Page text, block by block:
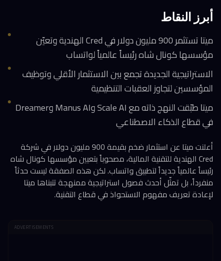
أبرز النقاط
ميتا تستثمر 900 مليون دولار في Cred الهندية وتعيّن
مؤسسها كونال شاه رئيساً عالمياً لواتساب
الاستراتيجية الجديدة تجمع بين الاستثمار الأقلي وتوظيف
المؤسسين لتجاوز العقبات التنظيمية
ميتا طبّقت النهج ذاته مع Scale AI وManus AI وDreamer
في قطاع الذكاء الاصطناعي
أعلنت ميتا عن استثمار ضخم بقيمة 900 مليون دولار في شركة
Cred الهندية للتقنية المالية، مصحوباً بتعيين مؤسسها كونال شاه
رئيساً عالمياً جديداً لتطبيق واتساب. لكن هذه الصفقة ليست حدثاً
منفرداً، بل تمثّل أحدث فصول استراتيجية ممنهجة تتبناها ميتا
لإعادة تعريف مفهوم الاستحواذ في قطاع التقنية.
ADVERTISEMENTS